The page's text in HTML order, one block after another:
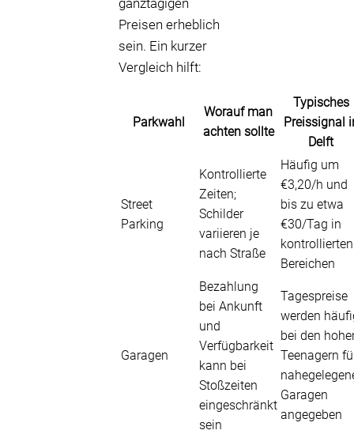
ganztägigen
Preisen erheblich
sein. Ein kurzer
Vergleich hilft:
Parkwahl
Worauf man
achten sollte
Typisches
Preissignal
Delft
Street
Parking
Kontrollierte
Zeiten;
Schilder
variieren je
nach Straße
Häufig um
€3,20/h und
bis zu etwa
€30/Tag in
kontrollierten
Bereichen
Garagen
Bezahlung
bei Ankunft
und
Verfügbarkeit
kann bei
Stoßzeiten
eingeschränkt
sein
Tagespreise
werden
bei den
Teenagern
Garagen
angegeben